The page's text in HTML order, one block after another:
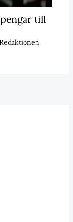
pengar till
Redaktionen